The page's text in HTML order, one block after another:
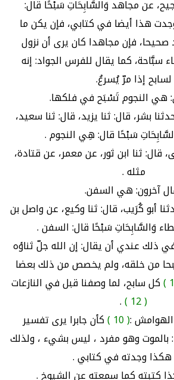
عن مجاهد وَالسَّابِحَاتِ سَبْحًا قال:
هذا أيضا في كتابي، فإن يكن ما
صحيحا، فإن مجاهدا كان يرى أن نزول
سبَّاحة، كما يقال للفرس الجواد: إنه
لسابح إذا مرّ يُسرعُ.
هي النجوم تَسْبَح في فلكها.
بشر، قال: ثنا يزيد، قال: ثنا سعيد،
سَبْحًا قال: هِي النجوم .
قال: ثنا ابن ثور، عن معمر، عن قتادة،
مثله .
آخرون: هي السفن.
أبو كُرَيب، قال: ثنا وكيع، عن واصل بن
وَالسَّابِحَاتِ سَبْحًا قال: السفن .
ذلك عندي أن يقال: إن الله جلّ ثناؤه
من خلقه، ولم يخصص من ذلك بعضا
كل سابح، لما وصفنا قبل في النازعات
( 12 )
.
:
( 10 )
كأن جابرا يرى تفسير
وهو مفرد ، ليس بشيء ، ولذلك
وجدته في كتابي .
كتبته كما سمعته عن الشيوخ .